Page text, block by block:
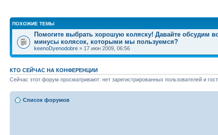
ПОХОЖИЕ ТЕМЫ
Помогите выбрать хорошую коляску! Давайте обсудим
минусы колясок, которыми мы пользуемся?
keenoDyenodobre » 17 июн 2009, 06:56
КТО СЕЙЧАС НА КОНФЕРЕНЦИИ
Сейчас этот форум просматривают: нет зарегистрированных пользователей и
Список форумов